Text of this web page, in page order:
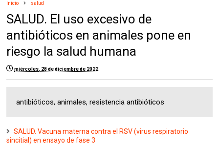
Inicio salud
SALUD. El uso excesivo de
antibióticos en animales pone en
riesgo la salud humana
miércoles, 28 de diciembre de 2022
antibióticos, animales, resistencia antibióticos
SALUD. Vacuna materna contra el RSV (virus respiratorio
sincitial) en ensayo de fase 3